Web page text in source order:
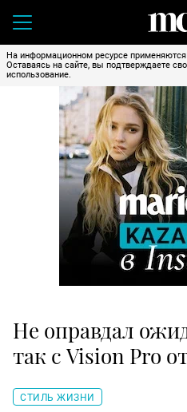
На информационном ресурсе
Оставаясь на сайте, вы подтверждаете
использование.
Не оправдал
так с Vision Pro
СТИЛЬ ЖИЗНИ